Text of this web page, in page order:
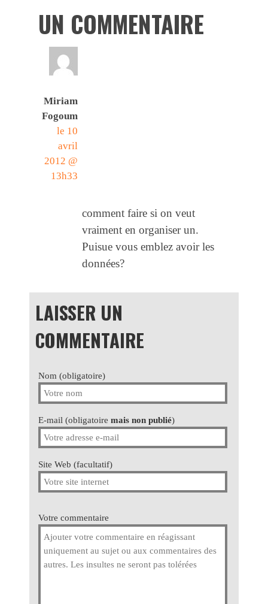
UN COMMENTAIRE
Miriam
Fogoum
le 10
avril
2012 @
13h33
comment faire si on veut
vraiment en organiser un.
Puisue vous emblez avoir les
données?
LAISSER UN
COMMENTAIRE
Nom (obligatoire)
E-mail (obligatoire mais non publié)
Site Web (facultatif)
Votre commentaire